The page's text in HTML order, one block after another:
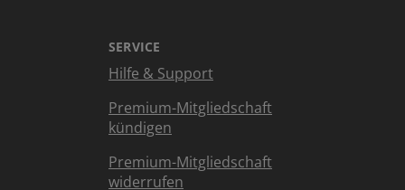
SERVICE
Hilfe & Support
Premium-Mitgliedschaft
kündigen
Premium-Mitgliedschaft
widerrufen